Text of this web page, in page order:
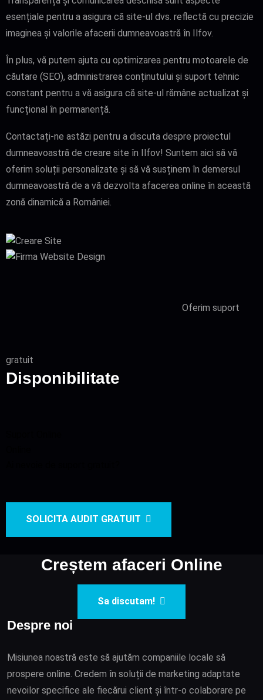
esențiale pentru a asigura că site-ul dvs. reflectă cu precizie
imaginea și valorile afacerii dumneavoastră în Ilfov.
În plus, vă putem ajuta cu optimizarea pentru motoarele de
căutare (SEO), administrarea conținutului și suport tehnic
constant pentru a vă asigura că site-ul rămâne actualizat și
funcțional în permanență.
Contactați-ne astăzi pentru a discuta despre proiectul
dumneavoastră de creare site în Ilfov! Suntem aici să vă
oferim soluții personalizate și să vă susținem în demersul
dumneavoastră de a vă dezvolta afacerea online în această
zonă dinamică a României.
Oferim suport
gratuit
Disponibilitate
SOLICITA AUDIT GRATUIT
Creștem afaceri Online
Sa discutam!
Despre noi
Misiunea noastră este să ajutăm companiile locale să
prospere online. Credem în soluții de marketing adaptate
nevoilor specifice ale fiecărui client și într-o colaborare pe